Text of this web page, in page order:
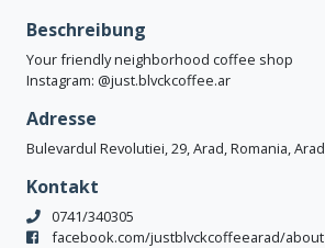
Beschreibung
Your friendly neighborhood coffee shop
Instagram: @just.blvckcoffee.ar
Adresse
Bulevardul Revolutiei, 29, Arad, Romania, Arad
Kontakt
0741/340305
facebook.com/justblvckcoffeearad/about